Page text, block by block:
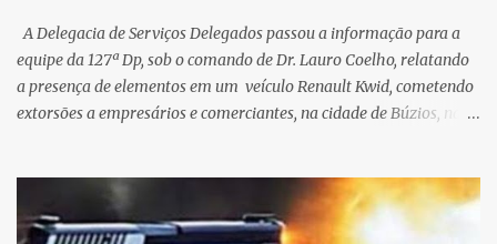
A Delegacia de Serviços Delegados passou a informação para a
equipe da 127ª Dp, sob o comando de Dr. Lauro Coelho, relatando
a presença de elementos em um veículo Renault Kwid, cometendo
extorsões a empresários e comerciantes, na cidade de Búzios, na
fugir da cidade Buziana. Um dos detidos é policial civil e este foi
baleado na perna na troca de tiros . Na ocorrência, três armas,